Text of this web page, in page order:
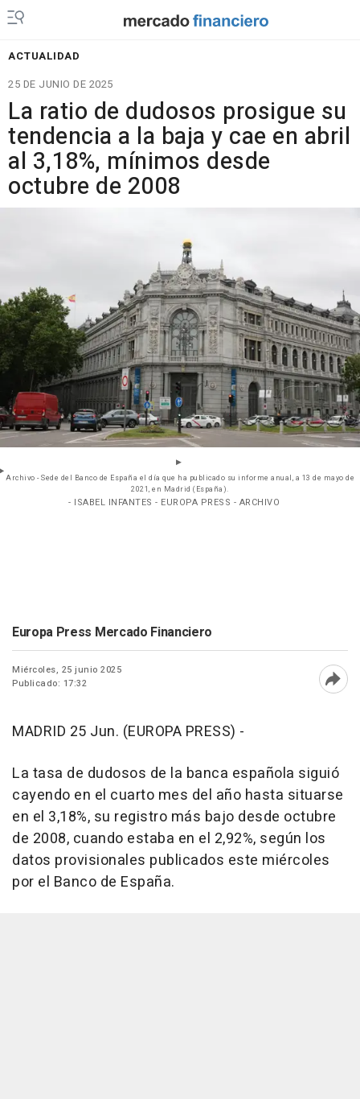
ACTUALIDAD
25 DE JUNIO DE 2025
La ratio de dudosos prosigue su
tendencia a la baja y cae en abril
al 3,18%, mínimos desde
octubre de 2008
Archivo - Sede del Banco de España el día que ha publicado su informe anual, a 13 de mayo de
2021, en Madrid (España).
- ISABEL INFANTES - EUROPA PRESS - ARCHIVO
Europa Press Mercado Financiero
Miércoles, 25 junio 2025
Publicado: 17:32
MADRID 25 Jun. (EUROPA PRESS) -
La tasa de dudosos de la banca española siguió
cayendo en el cuarto mes del año hasta situarse
en el 3,18%, su registro más bajo desde octubre
de 2008, cuando estaba en el 2,92%, según los
datos provisionales publicados este miércoles
por el Banco de España.